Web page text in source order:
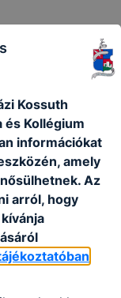
Kossuth
és Kollégium
információkat
amely
Az
arról, hogy